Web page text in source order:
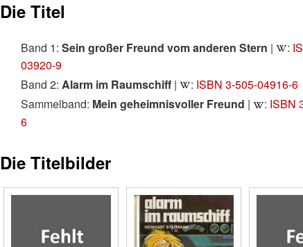
Die Titel
Band 1: Sein großer Freund vom anderen Stern | :
03920-9
Band 2: Alarm im Raumschiff | : ISBN 3-505-04916-6
Sammelband: Mein geheimnisvoller Freund | : ISBN
6
Die Titelbilder